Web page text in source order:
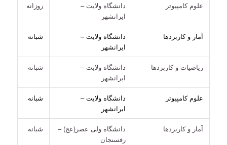
علوم کامپیوتر
دانشگاه ولایت –
ایرانشهر
روزانه
آمار و کاربردها
دانشگاه ولایت –
ایرانشهر
شبانه
ریاضیات و کاربردها
دانشگاه ولایت –
ایرانشهر
شبانه
علوم کامپیوتر
دانشگاه ولایت –
ایرانشهر
شبانه
آمار و کاربردها
دانشگاه ولی عصر(عج) –
رفسنجان
شبانه